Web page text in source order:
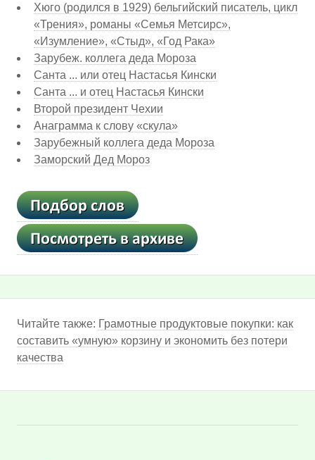
Хюго (родился в 1929) бельгийский писатель, цикл
«Трения», романы «Семья Метсирс»,
«Изумление», «Стыд», «Год Рака»
Зарубеж. коллега деда Мороза
Санта ... или отец Настасья Кински
Санта ... и отец Настасья Кински
Второй президент Чехии
Анаграмма к слову «скула»
Зарубежный коллега деда Мороза
Заморский Дед Мороз
Читайте также: Грамотные продуктовые покупки: как
составить «умную» корзину и экономить без потери
качества